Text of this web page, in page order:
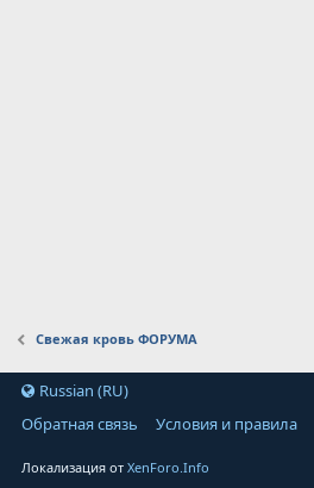
Свежая кровь ФОРУМА
Russian (RU)
Обратная связь
Условия и правила
Локализация отXenForo.Info